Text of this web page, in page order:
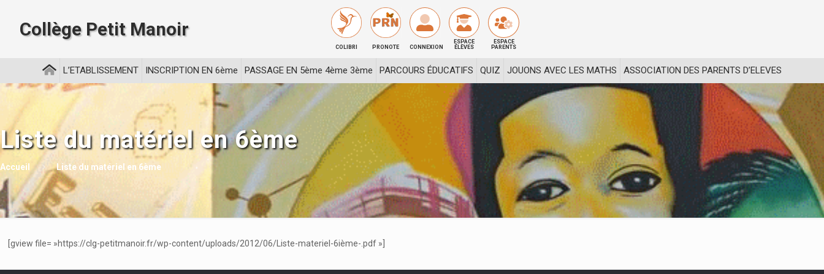
Collège Petit Manoir
COLIBRI PRONOTE CONNEXION
ESPACE
ÉLÈVES
ESPACE
PARENTS
L’ETABLISSEMENT INSCRIPTION EN 6ème PASSAGE EN 5ème 4ème 3ème PARCOURS ÉDUCATIFS QUIZ JOUONS AVEC LES MATHS ASSOCIATION DES PARENTS D’ELEVES
Liste du matériel en 6ème
Accueil Liste du matériel en 6ème
[gview file= »https://clg-petitmanoir.fr/wp-content/uploads/2012/06/Liste-materiel-6ième-.pdf »]